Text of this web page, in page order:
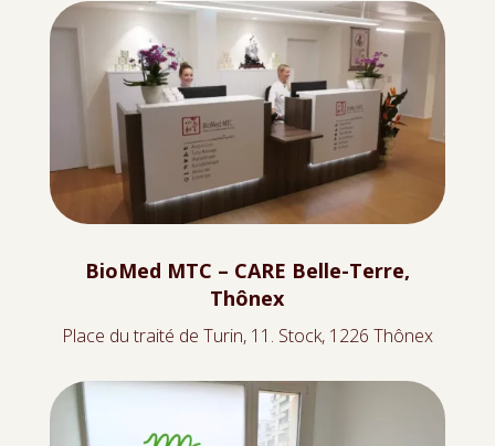
BioMed MTC – CARE Belle-Terre,
Thônex
Place du traité de Turin, 11. Stock, 1226 Thônex